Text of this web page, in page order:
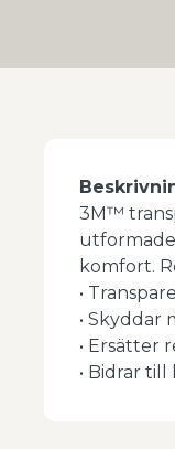
3M™
komfort.
•
• Skyddar
• Ersätter
• Bidrar